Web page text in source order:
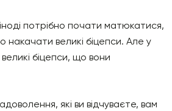
потрібно почати матюкатися,
великі біцепси. Але у
біцепси, що вони
які ви відчуваєте, вам